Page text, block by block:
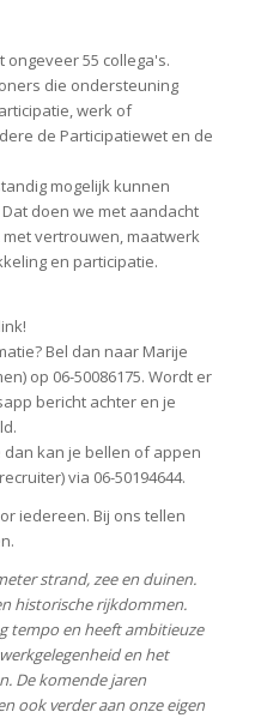
ongeveer 55 collega's.
die ondersteuning
werk of
de Participatiewet en de
mogelijk kunnen
doen we met aandacht
vertrouwen, maatwerk
en participatie.
Bel dan naar Marije
op 06-50086175. Wordt er
bericht achter en je
kan je bellen of appen
via 06-50194644.
iedereen. Bij ons tellen
strand, zee en duinen.
historische rijkdommen.
tempo en heeft ambitieuze
en het
De komende jaren
ook verder aan onze eigen